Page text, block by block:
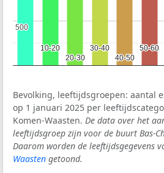
10-20
10-20
20-30
20-30
30-40
30-40
40-50
40-50
50-60
50-60
500
500
Bevolking, leeftijdsgroepen: aantal
op 1 januari 2025 per
Komen-Waasten. De data over het
leeftijdsgroep zijn voor de buurt Bas-
Daarom worden de leeftijdsgegevens
Waasten getoond.